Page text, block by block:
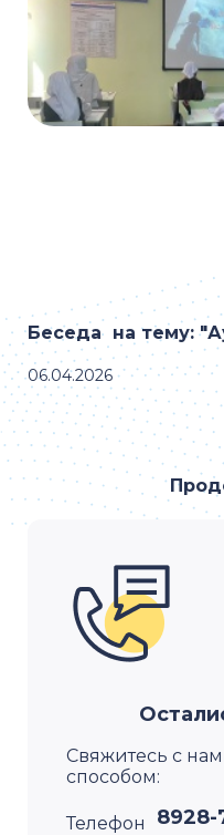
06.04.2026
Беседа на тему:
Свяжитесь с
способом:
Телефон 8928-